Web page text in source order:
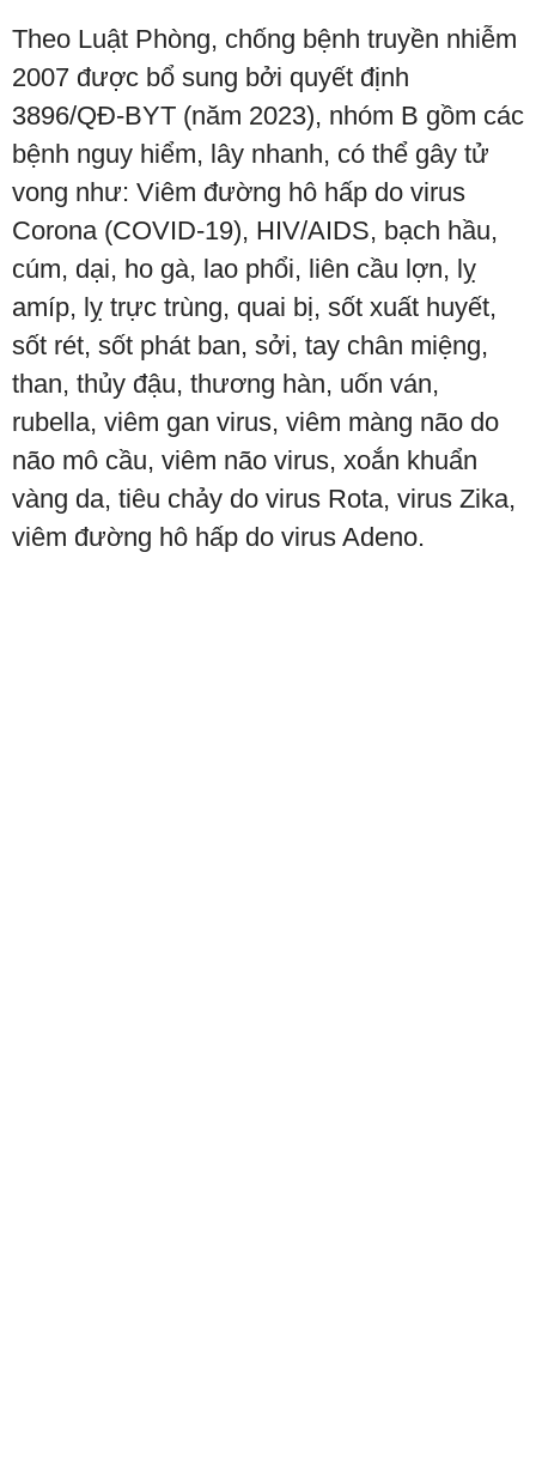
Theo Luật Phòng, chống bệnh truyền nhiễm
2007 được bổ sung bởi quyết định
3896/QĐ-BYT (năm 2023), nhóm B gồm các
bệnh nguy hiểm, lây nhanh, có thể gây tử
vong như: Viêm đường hô hấp do virus
Corona (COVID-19), HIV/AIDS, bạch hầu,
cúm, dại, ho gà, lao phổi, liên cầu lợn, lỵ
amíp, lỵ trực trùng, quai bị, sốt xuất huyết,
sốt rét, sốt phát ban, sởi, tay chân miệng,
than, thủy đậu, thương hàn, uốn ván,
rubella, viêm gan virus, viêm màng não do
não mô cầu, viêm não virus, xoắn khuẩn
vàng da, tiêu chảy do virus Rota, virus Zika,
viêm đường hô hấp do virus Adeno.